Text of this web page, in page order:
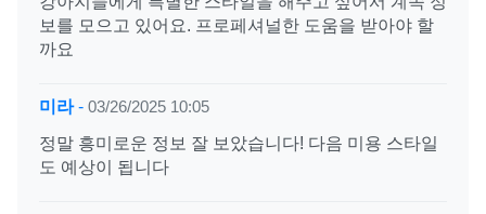
보를 모으고 있어요. 프로페셔널한 도움을 받아야 할
까요
미라- 03/26/2025 10:05
정말 흥미로운 정보 잘 보았습니다! 다음 미용 스타일
도 예상이 됩니다